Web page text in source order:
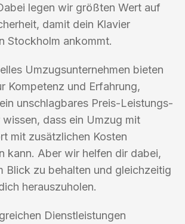
legen wir größten Wert auf
damit dein Klavier
Stockholm ankommt.
Umzugsunternehmen bieten
Kompetenz und Erfahrung,
unschlagbares Preis-Leistungs-
wissen, dass ein Umzug mit
mit zusätzlichen Kosten
kann. Aber wir helfen dir dabei,
Blick zu behalten und gleichzeitig
herauszuholen.
Dienstleistungen